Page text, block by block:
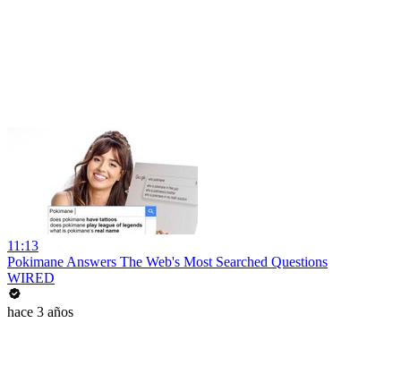
11:13
Pokimane Answers The Web's Most Searched Questions
WIRED
hace 3 años